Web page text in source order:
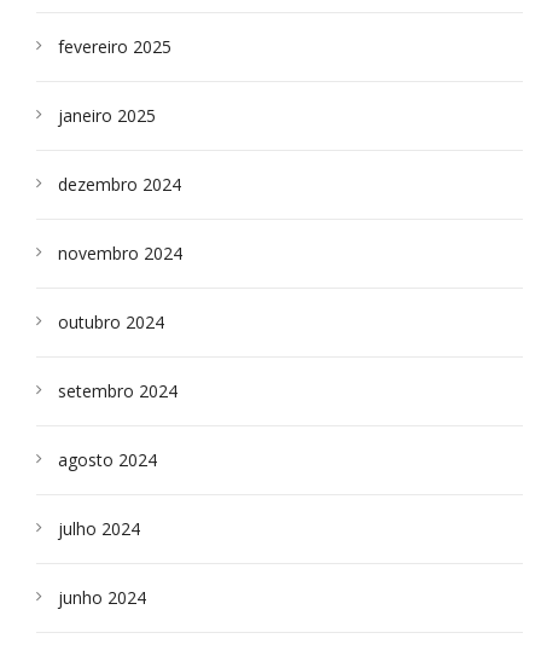
fevereiro 2025
janeiro 2025
dezembro 2024
novembro 2024
outubro 2024
setembro 2024
agosto 2024
julho 2024
junho 2024